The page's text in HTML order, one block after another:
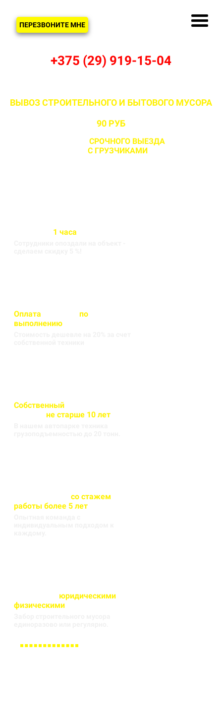
ПЕРЕЗВОНИТЕ МНЕ
+375 (29) 919-15-04
ВЫВОЗ СТРОИТЕЛЬНОГО И БЫТОВОГО МУСОРА
90 РУБ
СРОЧНОГО ВЫЕЗДА
С ГРУЗЧИКАМИИ БЕЗ
1 часа
Оплата
по
выполнению
Собственный
не старше 10 лет
со стажем
работы более 5 лет
юридическими
физическими